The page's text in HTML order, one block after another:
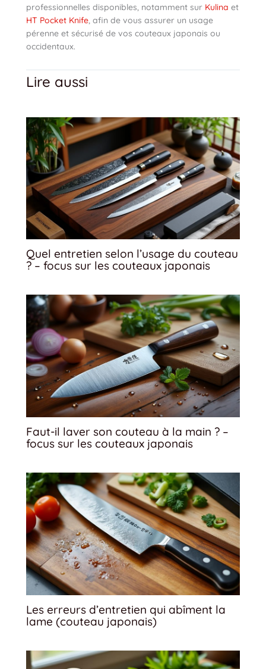
professionnelles disponibles, notamment sur Kulina et
HT Pocket Knife , afin de vous assurer un usage
pérenne et sécurisé de vos couteaux japonais ou
occidentaux.
Lire aussi
Quel entretien selon l’usage du couteau
? – focus sur les couteaux japonais
Faut-il laver son couteau à la main ? –
focus sur les couteaux japonais
Les erreurs d’entretien qui abîment la
lame (couteau japonais)